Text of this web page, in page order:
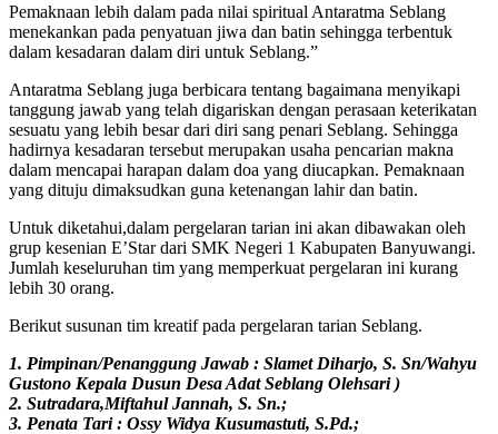
Pemaknaan lebih dalam pada nilai spiritual Antaratma Seblang
menekankan pada penyatuan jiwa dan batin sehingga terbentuk
dalam kesadaran dalam diri untuk Seblang.”
Antaratma Seblang juga berbicara tentang bagaimana menyikapi
tanggung jawab yang telah digariskan dengan perasaan keterikatan
sesuatu yang lebih besar dari diri sang penari Seblang. Sehingga
hadirnya kesadaran tersebut merupakan usaha pencarian makna
dalam mencapai harapan dalam doa yang diucapkan. Pemaknaan
yang dituju dimaksudkan guna ketenangan lahir dan batin.
Untuk diketahui,dalam pergelaran tarian ini akan dibawakan oleh
grup kesenian E’Star dari SMK Negeri 1 Kabupaten Banyuwangi.
Jumlah keseluruhan tim yang memperkuat pergelaran ini kurang
lebih 30 orang.
Berikut susunan tim kreatif pada pergelaran tarian Seblang.
1. Pimpinan/Penanggung Jawab : Slamet Diharjo, S. Sn/Wahyu
Gustono Kepala Dusun Desa Adat Seblang Olehsari )
2. Sutradara,Miftahul Jannah, S. Sn.;
3. Penata Tari : Ossy Widya Kusumastuti, S.Pd.;